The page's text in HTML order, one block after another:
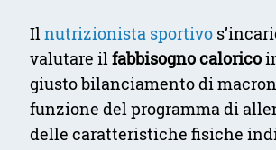
Ilnutrizionista sportivo
valutare ilfabbisogno calorico
giusto bilanciamento di
funzione del programma di
delle caratteristiche fisiche